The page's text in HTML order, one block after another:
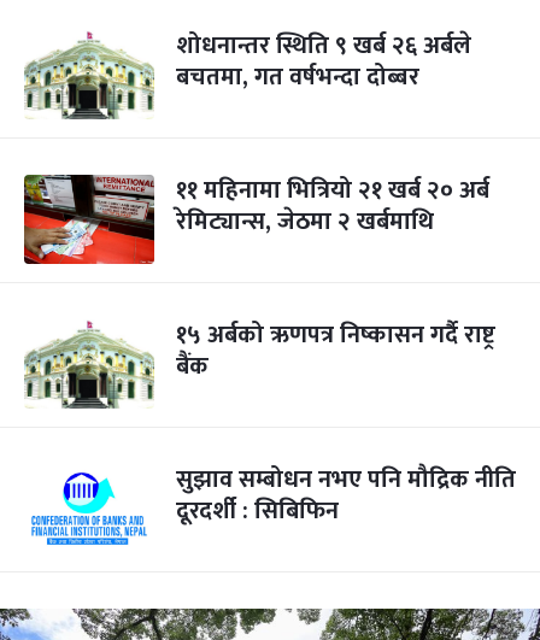
शोधनान्तर स्थिति ९ खर्ब २६ अर्बले
बचतमा, गत वर्षभन्दा दोब्बर
११ महिनामा भित्रियो २१ खर्ब २० अर्ब
रेमिट्यान्स, जेठमा २ खर्बमाथि
१५ अर्बको ऋणपत्र निष्कासन गर्दै राष्ट्र
बैंक
सुझाव सम्बोधन नभए पनि मौद्रिक नीति
दूरदर्शी : सिबिफिन